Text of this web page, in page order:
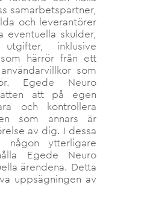
samarbetspartner,
och leverantörer
eventuella skulder,
inklusive
härrör från ett
som
Egede Neuro
att på egen
och kontrollera
som annars är
av dig. I dessa
ytterligare
Egede Neuro
ärendena. Detta
uppsägningen av